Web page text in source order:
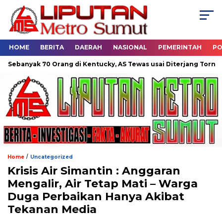
HOME BERITA DAERAH NASIONAL PEMERINTAH
70 Orang di Kentucky, AS Tewas usai Diterjang Tornado
Home / Uncategorized
Krisis Air Simantin : Anggaran
Mengalir, Air Tetap Mati – Warga
Duga Perbaikan Hanya Akibat
Tekanan Media